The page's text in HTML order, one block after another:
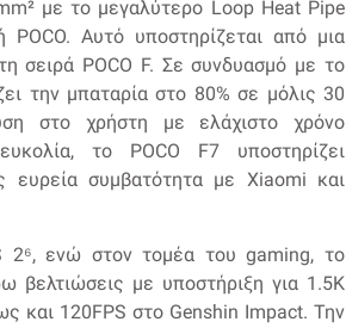
με το μεγαλύτερο Loop Heat Pipe
Αυτό υποστηρίζεται από μια
σειρά POCO F. Σε συνδυασμό με το
την μπαταρία στο 80% σε μόλις 30
στο χρήστη με ελάχιστο χρόνο
το POCO F7 υποστηρίζει
ευρεία συμβατότητα με Xiaomi και
2⁶, ενώ στον τομέα του gaming, το
βελτιώσεις με υποστήριξη για 1.5K
και 120FPS στο Genshin Impact. Την